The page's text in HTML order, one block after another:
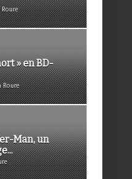
» en BD-
Roure
Man, un